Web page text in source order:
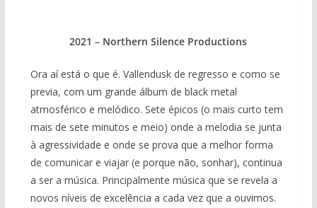
2021 – Northern Silence Productions
Ora aí está o que é. Vallendusk de regresso e como se
previa, com um grande álbum de black metal
atmosférico e melódico. Sete épicos (o mais curto tem
mais de sete minutos e meio) onde a melodia se junta
à agressividade e onde se prova que a melhor forma
de comunicar e viajar (e porque não, sonhar), continua
a ser a música. Principalmente música que se revela a
novos níveis de excelência a cada vez que a ouvimos.